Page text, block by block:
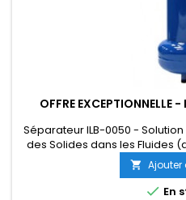
OFFRE EXCEPTIONNELLE
Séparateur ILB-0050 -
des Solides dans les Fluides
informations et devis, merci de
75 (depuis
 Ajouter
 En